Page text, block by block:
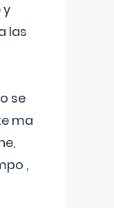
y
las
se
ma
,